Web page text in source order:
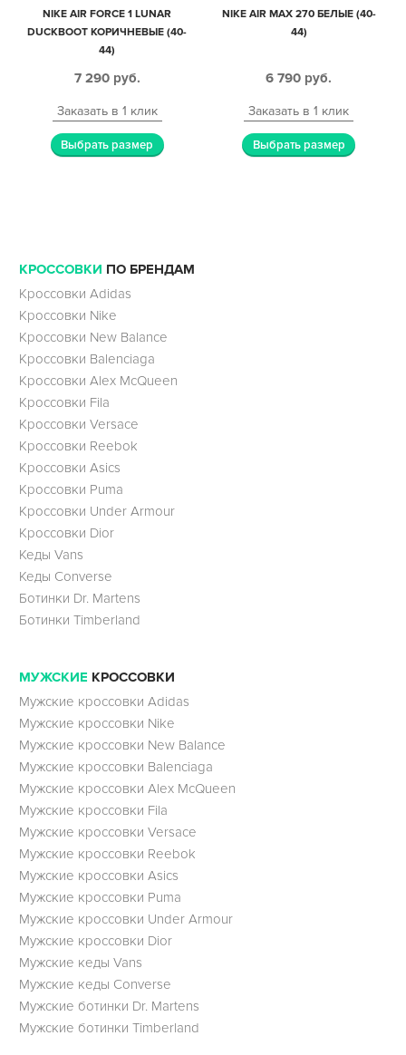
NIKE AIR FORCE 1 LUNAR
DUCKBOOT КОРИЧНЕВЫЕ (40-
44)
7 290 руб.
Заказать в 1 клик
Выбрать размер
NIKE AIR MAX 270 БЕЛЫЕ (40-
44)
6 790 руб.
Заказать в 1 клик
Выбрать размер
КРОССОВКИ ПО БРЕНДАМ
Кроссовки Adidas
Кроссовки Nike
Кроссовки New Balance
Кроссовки Balenciaga
Кроссовки Alex McQueen
Кроссовки Fila
Кроссовки Versace
Кроссовки Reebok
Кроссовки Asics
Кроссовки Puma
Кроссовки Under Armour
Кроссовки Dior
Кеды Vans
Кеды Converse
Ботинки Dr. Martens
Ботинки Timberland
МУЖСКИЕ КРОССОВКИ
Мужские кроссовки Adidas
Мужские кроссовки Nike
Мужские кроссовки New Balance
Мужские кроссовки Balenciaga
Мужские кроссовки Alex McQueen
Мужские кроссовки Fila
Мужские кроссовки Versace
Мужские кроссовки Reebok
Мужские кроссовки Asics
Мужские кроссовки Puma
Мужские кроссовки Under Armour
Мужские кроссовки Dior
Мужские кеды Vans
Мужские кеды Converse
Мужские ботинки Dr. Martens
Мужские ботинки Timberland